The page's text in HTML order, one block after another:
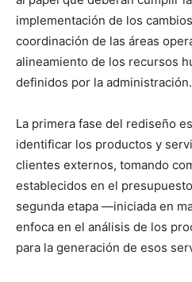
implementación de los
coordinación de las áreas
alineamiento de los recursos
definidos por la administración.
La primera fase del rediseño
identificar los productos y
clientes externos, tomando
establecidos en el
segunda etapa —iniciada en
enfoca en el análisis de los
para la generación de esos